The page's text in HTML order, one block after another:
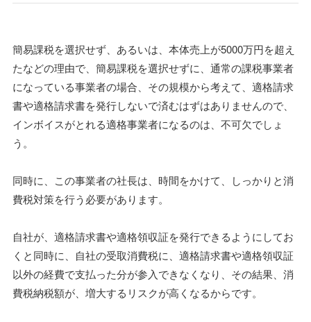
簡易課税を選択せず、あるいは、本体売上が5000万円を超え
たなどの理由で、簡易課税を選択せずに、通常の課税事業者
になっている事業者の場合、その規模から考えて、適格請求
書や適格請求書を発行しないで済むはずはありませんので、
インボイスがとれる適格事業者になるのは、不可欠でしょ
う。
同時に、この事業者の社長は、時間をかけて、しっかりと消
費税対策を行う必要があります。
自社が、適格請求書や適格領収証を発行できるようにしてお
くと同時に、自社の受取消費税に、適格請求書や適格領収証
以外の経費で支払った分が参入できなくなり、その結果、消
費税納税額が、増大するリスクが高くなるからです。